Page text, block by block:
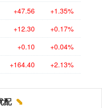
+47.56 +1.35%
+12.30 +0.17%
+0.10 +0.04%
+164.40 +2.13%
配